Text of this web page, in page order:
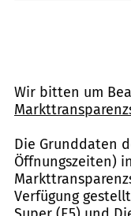
Wir bitten um
Die Grunddaten
Öffnungszeiten)
Verfügung